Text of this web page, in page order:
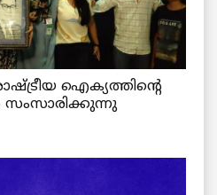
ഐക്യത്തിന്റെ
സംസാരിക്കുന്നു